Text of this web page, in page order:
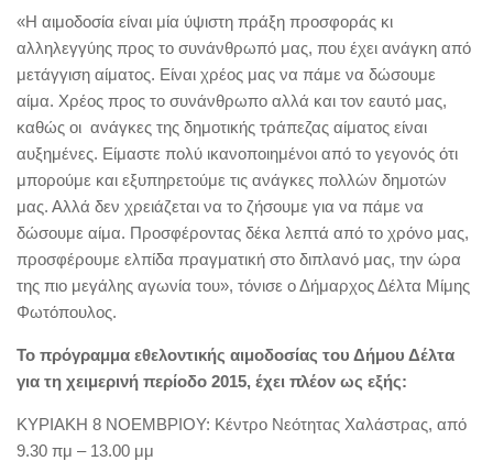
«H αιμοδοσία είναι μία ύψιστη πράξη προσφοράς κι
αλληλεγγύης προς το συνάνθρωπό μας, που έχει ανάγκη από
μετάγγιση αίματος. Είναι χρέος μας να πάμε να δώσουμε
αίμα. Χρέος προς το συνάνθρωπο αλλά και τον εαυτό μας,
καθώς οι ανάγκες της δημοτικής τράπεζας αίματος είναι
αυξημένες. Είμαστε πολύ ικανοποιημένοι από το γεγονός ότι
μπορούμε και εξυπηρετούμε τις ανάγκες πολλών δημοτών
μας. Αλλά δεν χρειάζεται να το ζήσουμε για να πάμε να
δώσουμε αίμα. Προσφέροντας δέκα λεπτά από το χρόνο μας,
προσφέρουμε ελπίδα πραγματική στο διπλανό μας, την ώρα
της πιο μεγάλης αγωνία του», τόνισε ο Δήμαρχος Δέλτα Μίμης
Φωτόπουλος.
Το πρόγραμμα εθελοντικής αιμοδοσίας του Δήμου Δέλτα
για τη χειμερινή περίοδο 2015, έχει πλέον ως εξής:
ΚΥΡΙΑΚΗ 8 ΝΟΕΜΒΡΙΟΥ: Κέντρο Νεότητας Χαλάστρας, από
9.30 πμ – 13.00 μμ